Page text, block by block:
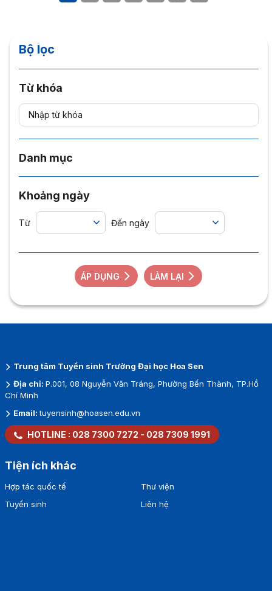
Bộ lọc
Từ khóa
Danh mục
Khoảng ngày
Từ Đến ngày
ÁP DỤNG LÀM LẠI
Chí Minh
Tiện ích khác